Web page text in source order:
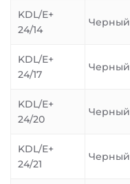
KDL/E+
24/14
Черный
KDL/E+
24/17
Черный
KDL/E+
24/20
Черный
KDL/E+
24/21
Черный